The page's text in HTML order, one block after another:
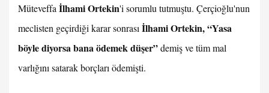
Müteveffa İlhami Ortekin'i sorumlu tutmuştu. Çerçioğlu'nun
meclisten geçirdiği karar sonrası İlhami Ortekin, “Yasa
böyle diyorsa bana ödemek düşer”demiş ve tüm mal
varlığını satarak borçları ödemişti.